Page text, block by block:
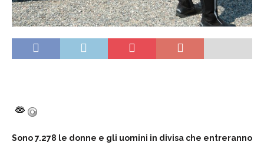
Sono 7.278 le donne e gli uomini in divisa che entreranno